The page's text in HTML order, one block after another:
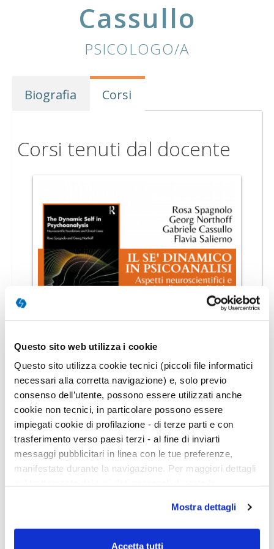
Questo sito web utilizza i cookie
Questo sito utilizza cookie tecnici (piccoli file informatici
necessari alla corretta navigazione) e, solo previo
consenso dell’utente, possono essere utilizzati anche
cookie non tecnici, in particolare possono essere
impiegati cookie di profilazione - di terze parti e con
trasferimento verso paesi terzi - al fine di inviarti
messaggi pubblicitari in linea con le tue preferenze,
manifestate durante la navigazione. Per maggiori dettagli
cookie, ti invitiamo a prendere visione dell’informativa
cookie. Chiudendo il banner tramite la “X” prosegui la
navigazione senza alcuna profilazione. Selezionando
Mostra dettagli
Accetta tutti
Cassullo
PSICOLOGO/A
Biografia Corsi
Corsi tenuti dal docente
Il Sé dinamico in psicoanalisi. Aspetti
cliniche
FORMAZIONE BREVE